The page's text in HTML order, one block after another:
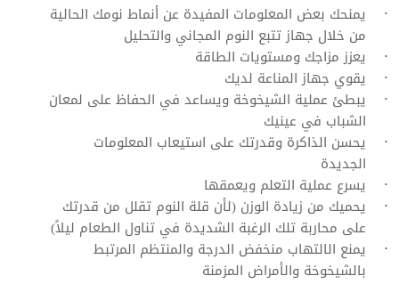
يمنحك بعض المعلومات المفيدة عن أنماط نومك الحالية
من خلال جهاز تتبع النوم المجاني والتحليل
يعزز مزاجك ومستويات الطاقة
يقوي جهاز المناعة لديك
يبطئ عملية الشيخوخة ويساعد في الحفاظ على لمعان
الشباب في عينيك
يحسن الذاكرة وقدرتك على استيعاب المعلومات
الجديدة
يسرع عملية التعلم ويعمقها
يحميك من زيادة الوزن (لأن قلة النوم تقلل من قدرتك
على محاربة تلك الرغبة الشديدة في تناول الطعام ليلاً)
يمنع الالتهاب منخفض الدرجة والمنتظم المرتبط
بالشيخوخة والأمراض المزمنة